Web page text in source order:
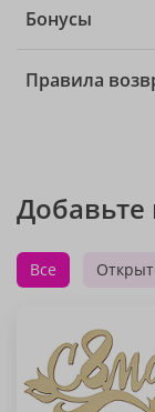
Бонусы
Правила
Добавьте
Все